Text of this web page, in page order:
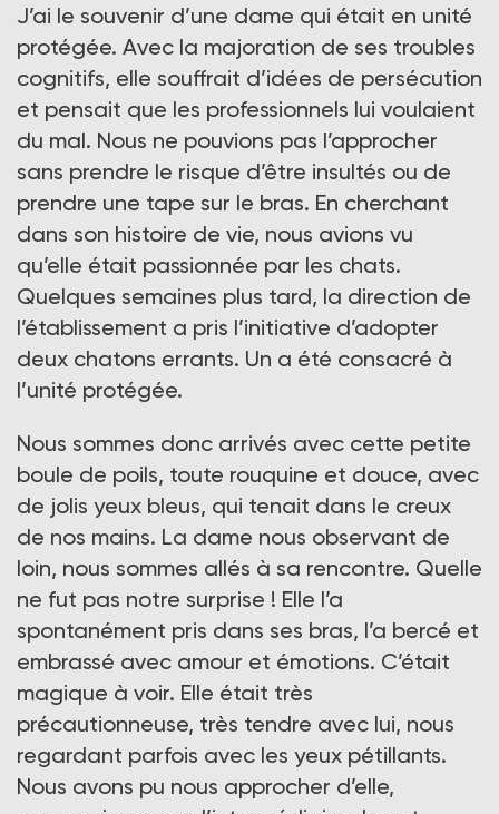
J’ai le souvenir d’une dame qui était en unité
protégée. Avec la majoration de ses troubles
cognitifs, elle souffrait d’idées de persécution
et pensait que les professionnels lui voulaient
du mal. Nous ne pouvions pas l’approcher
sans prendre le risque d’être insultés ou de
prendre une tape sur le bras. En cherchant
dans son histoire de vie, nous avions vu
qu’elle était passionnée par les chats.
Quelques semaines plus tard, la direction de
l’établissement a pris l’initiative d’adopter
deux chatons errants. Un a été consacré à
l’unité protégée.
Nous sommes donc arrivés avec cette petite
boule de poils, toute rouquine et douce, avec
de jolis yeux bleus, qui tenait dans le creux
de nos mains. La dame nous observant de
loin, nous sommes allés à sa rencontre. Quelle
ne fut pas notre surprise ! Elle l’a
spontanément pris dans ses bras, l’a bercé et
embrassé avec amour et émotions. C’était
magique à voir. Elle était très
précautionneuse, très tendre avec lui, nous
regardant parfois avec les yeux pétillants.
Nous avons pu nous approcher d’elle,